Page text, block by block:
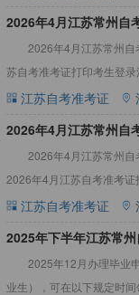
2026年4月江苏常州自
2026年4月江苏常州
苏自考准考证打印考生登
入“自学考试”栏目，点击“
江苏自考准考证
2026年4月江苏常州自
2026年4月江苏常州
2026年4月江苏自考准考证
容，以供参考。2026年4月
江苏自考准考证
2025年下半年江苏常
2025年12月办理毕业
业生），可在以下规定时